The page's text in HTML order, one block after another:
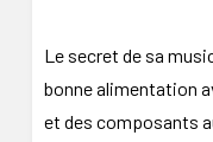
Le secret de sa
bonne alimentation
et des composants